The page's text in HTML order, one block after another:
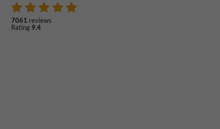
7061 reviews
Rating 9.4